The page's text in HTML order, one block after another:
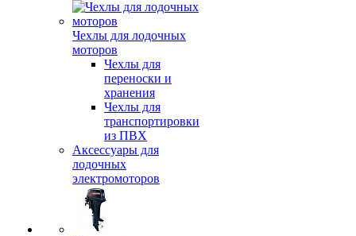
Чехлы для лодочных
моторов
Чехлы для
переноски и
хранения
Чехлы для
транспортировки
из ПВХ
Аксессуары для
лодочных
электромоторов